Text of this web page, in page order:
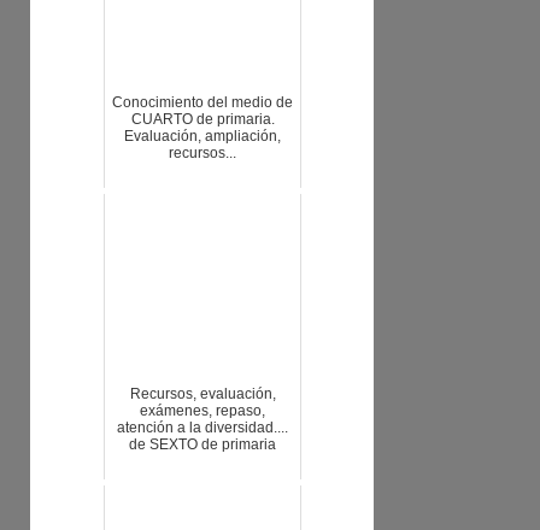
Conocimiento del medio de
CUARTO de primaria.
Evaluación, ampliación,
recursos...
Recursos, evaluación,
exámenes, repaso,
atención a la diversidad....
de SEXTO de primaria